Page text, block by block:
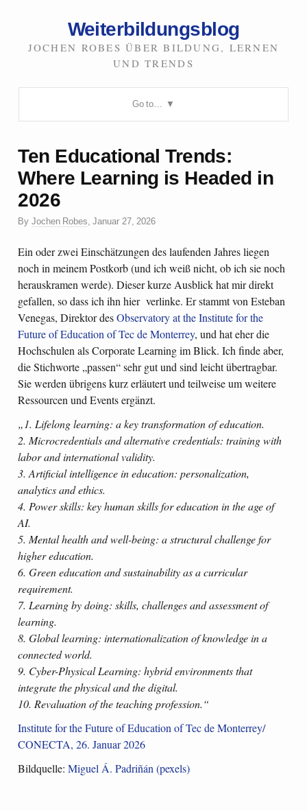
Weiterbildungsblog
JOCHEN ROBES ÜBER BILDUNG, LERNEN
UND TRENDS
Go to…
Ten Educational Trends:
Where Learning is Headed in
2026
By Jochen Robes,Januar 27, 2026
Ein oder zwei Einschätzungen des laufenden Jahres liegen
noch in meinem Postkorb (und ich weiß nicht, ob ich sie noch
herauskramen werde). Dieser kurze Ausblick hat mir direkt
gefallen, so dass ich ihn hier verlinke. Er stammt von Esteban
Venegas, Direktor desObservatory at the Institute for the
Future of Education of Tec de Monterrey, und hat eher die
Hochschulen als Corporate Learning im Blick. Ich finde aber,
die Stichworte „passen“ sehr gut und sind leicht übertragbar.
Sie werden übrigens kurz erläutert und teilweise um weitere
Ressourcen und Events ergänzt.
„1. Lifelong learning: a key transformation of education.
2. Microcredentials and alternative credentials: training with
labor and international validity.
3. Artificial intelligence in education: personalization,
analytics and ethics.
4. Power skills: key human skills for education in the age of
AI.
5. Mental health and well-being: a structural challenge for
higher education.
6. Green education and sustainability as a curricular
requirement.
7. Learning by doing: skills, challenges and assessment of
learning.
8. Global learning: internationalization of knowledge in a
connected world.
9. Cyber-Physical Learning: hybrid environments that
integrate the physical and the digital.
10. Revaluation of the teaching profession.“
Institute for the Future of Education of Tec de Monterrey/
CONECTA, 26. Januar 2026
Bildquelle:Miguel Á. Padriñán (pexels)